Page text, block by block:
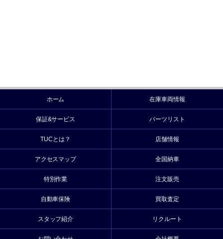
ホーム 在庫車両情報
保証&サービス パーツリスト
TUCとは？ 店舗情報
アクセスマップ 全国納車
特別作業 注文販売
自動車保険 買取査定
スタッフ紹介 リクルート